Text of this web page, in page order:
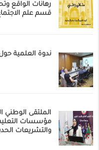
رهانات الواقع
قسم علم
ندوة العلمية
الملتقى
مؤسسات
والتشريعات